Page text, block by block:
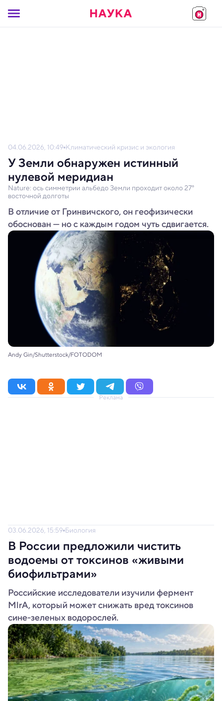
04.06.2026, 10:49 Климатический кризис и экология
У Земли обнаружен истинный
нулевой меридиан
Nature: ось симметрии альбедо Земли проходит около 27°
восточной долготы
В отличие от Гринвичского, он геофизически
обоснован — но с каждым годом чуть сдвигается.
Andy Gin/Shutterstock/FOTODOM
Реклама
03.06.2026, 15:59 Биология
В России предложили чистить
водоемы от токсинов «живыми
биофильтрами»
Российские исследователи изучили фермент
MlrA, который может снижать вред токсинов
сине-зеленых водорослей.